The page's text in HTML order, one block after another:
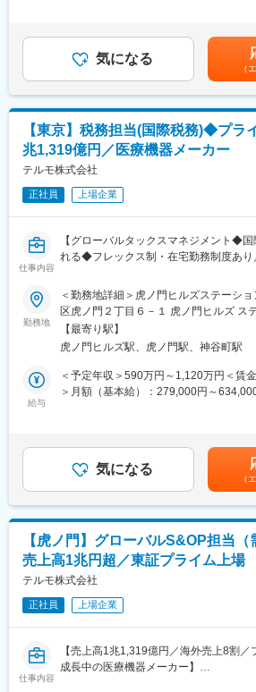
析技術、精密機器製造の経験を活かし
ノウハウを組み合わせ、将来的にさら
ます。既に複数の受託案件に取り組んで
ますが、より一層、日本に信頼性の高
発・製造のインフラを構築し、世界最
胞、遺伝子治療用細胞を日本のお客様に
のミッションです。
変更の範囲：会社の定める業務
◆職務詳細（一例）
・顧客との取引条件交渉や契約書作成
・製造、出荷、開発等のスケジュール調
※将来的には研究開発等へのキャリアチ
■組織構成
営業・事業開発部は、8名の社員が在籍
研究開発職出身）。
■働き方
◇出張：月1回程度あり（当社各工場へ
会への参加、等）
◇フレックス制度
■当社の特徴
◇自社事業場での就業のため、裁量権を
することが可能です。また、風通しが良
◇医薬品の製法開発から製造まで手掛
成分である原薬の製法研究段階から製
る職種の社員が在籍していますが、目
患者様の期待に応えること」です。品
ゆる条件をクリアし、顧客の要求を達
けることに大きなやりがいを感じる事業
◇営業活動は国内のみならず、グロー
の顧客にも国内と同様の活動を行ってい
変更の範囲：会社の定める業務
額であり、選考を通じて上下する可能
固定手当を含めた表記です。
気になる
（
【東京】税務担当(国際税務)◆プラ
兆1,319億円／医療機器メーカー
テルモ株式会社
正社員 上場企業
仕事内容
【グローバルタックスマネジメント◆
れる◆フレックス制・在宅勤務制度あり
国内税務の担当として以下の業務内容を
■募集背景：
積極的な海外展開と買収により、海外
拡大する状況の中本社税務機能の国内外
進める。また、BEPS2.0の導入により
指すため募集を開始しました。
・連結決算（税務）
・法人税、消費税等の税務申告
※上記の業務のうち移転価格税制を中心
与いただく予定です。
■期待する役割：
グローバルに成長する日本発の医療機器
営に対して、税務の専門性を生かし、支
の最適化に関与し、企業価値の向上に貢
■業務の魅力：
・弊社はグローバルに安定的に成長して
勤務地
＜勤務地詳細＞虎ノ門ヒルズステーシ
区虎ノ門２丁目６－１ 虎ノ門ヒルズ ス
煙対策：敷地内喫煙可能場所あり変更
所（リモートワーク含む）
【最寄り駅】
虎ノ門ヒルズ駅、虎ノ門駅、神谷町駅
給与
＜予定年収＞590万円～1,120万円＜賃
＞月額（基本給）：279,000円～
も目安の金額であり、選考を通じて上
月給(月額)は固定手当を含めた表記です
気になる
（
【虎ノ門】グローバルS&OP担当
売上高1兆円超／東証プライム上場
テルモ株式会社
正社員 上場企業
仕事内容
【売上高1兆1,319億円／海外売上8割／
成長中の医療機器メーカー】